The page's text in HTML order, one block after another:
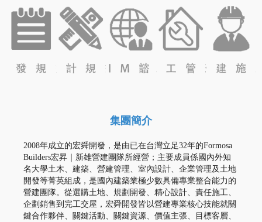
廠房
園區
大樓
中心
BIM
技術
諮詢
集團簡介
2008年成立的宏舜開發，是由已在台灣立足32年的Formosa
Builders宏昇｜新雄營建團隊所經營；主要成員係國內外知
名大學土木、建築、營建管理、室內設計、企業管理及土地
開發等菁英組成，是國內建築業極少數具備專業整合能力的
營建團隊。從選購土地、規劃開發、精心設計、責任施工、
企劃銷售到完工交屋，宏舜開發皆以營建專業核心技能就關
鍵合作夥伴、關鍵活動、關鍵資源、價值主張、目標客層、